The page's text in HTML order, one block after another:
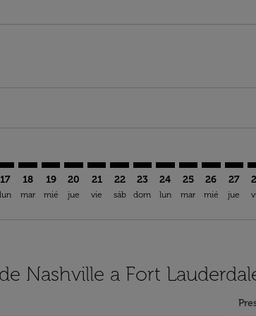
17
lun
18
mar
BNA–FLL: cmp-view-offers-disclaimer.
19
mié
BNA–FLL: cmp-view-offers-
20
jue
BNA–FLL: cmp-view-offers-
21
vie
BNA–FLL: cmp-view-
22
sáb
BNA–FLL: cmp-view-
23
dom
BNA–FLL: cmp-
24
lun
BNA–FLL:
25
mar
26
mié
27
jue
Nashville a Fort